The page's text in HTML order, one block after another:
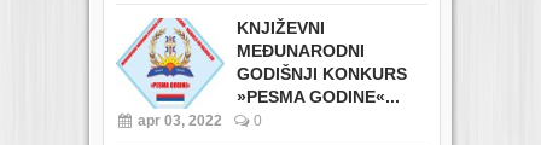
KNJIŽEVNI
MEĐUNARODNI
GODIŠNJI KONKURS
»PESMA GODINE«...
apr 03, 2022 0